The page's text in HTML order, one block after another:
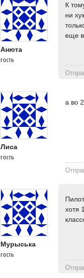
Анюта
гость
К
ни
еще в
Лиса
гость
а во
Мурыська
гость
хотя